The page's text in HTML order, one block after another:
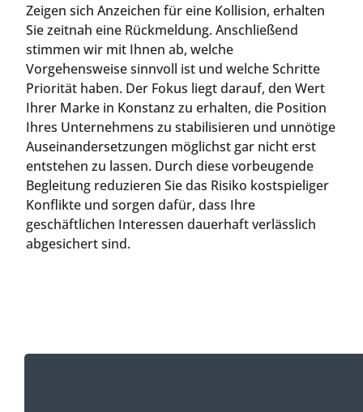
Zeigen sich Anzeichen für eine Kollision, erhalten
Sie zeitnah eine Rückmeldung. Anschließend
stimmen wir mit Ihnen ab, welche
Vorgehensweise sinnvoll ist und welche Schritte
Priorität haben. Der Fokus liegt darauf, den Wert
Ihrer Marke in Konstanz zu erhalten, die Position
Ihres Unternehmens zu stabilisieren und unnötige
Auseinandersetzungen möglichst gar nicht erst
entstehen zu lassen. Durch diese vorbeugende
Begleitung reduzieren Sie das Risiko kostspieliger
Konflikte und sorgen dafür, dass Ihre
geschäftlichen Interessen dauerhaft verlässlich
abgesichert sind.